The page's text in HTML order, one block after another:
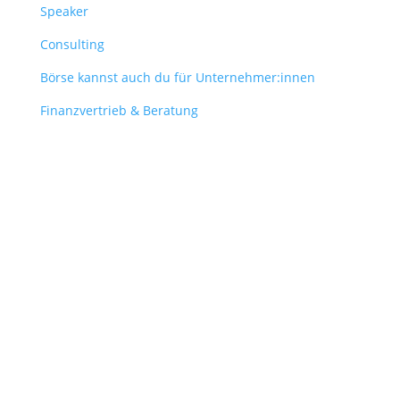
Speaker
Consulting
Börse kannst auch du für Unternehmer:innen
Finanzvertrieb & Beratung